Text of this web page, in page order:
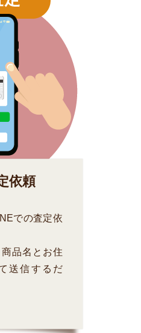
依頼
での査定依
品名とお住
送信するだ